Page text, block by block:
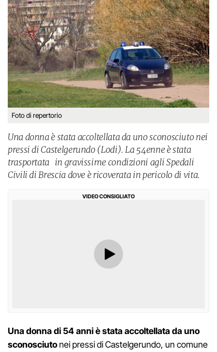
Foto di repertorio
Una donna è stata accoltellata da uno sconosciuto nei
pressi di Castelgerundo (Lodi). La 54enne è stata
trasportata in gravissime condizioni agli Spedali
Civili di Brescia dove è ricoverata in pericolo di vita.
VIDEO CONSIGLIATO
Una donna di 54 anni è stata accoltellatada uno
sconosciuto nei pressi di Castelgerundo, un comune